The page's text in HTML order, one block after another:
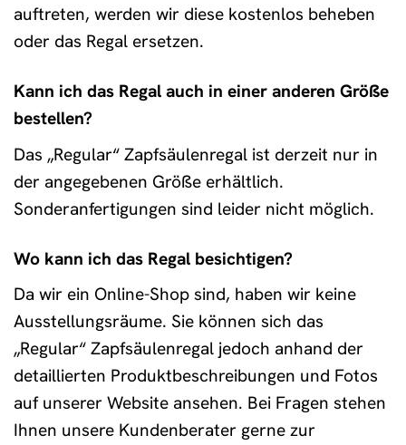
auftreten, werden wir diese kostenlos beheben
oder das Regal ersetzen.
Kann ich das Regal auch in einer anderen Größe
bestellen?
Das „Regular“ Zapfsäulenregal ist derzeit nur in
der angegebenen Größe erhältlich.
Sonderanfertigungen sind leider nicht möglich.
Wo kann ich das Regal besichtigen?
Da wir ein Online-Shop sind, haben wir keine
Ausstellungsräume. Sie können sich das
„Regular“ Zapfsäulenregal jedoch anhand der
detaillierten Produktbeschreibungen und Fotos
auf unserer Website ansehen. Bei Fragen stehen
Ihnen unsere Kundenberater gerne zur